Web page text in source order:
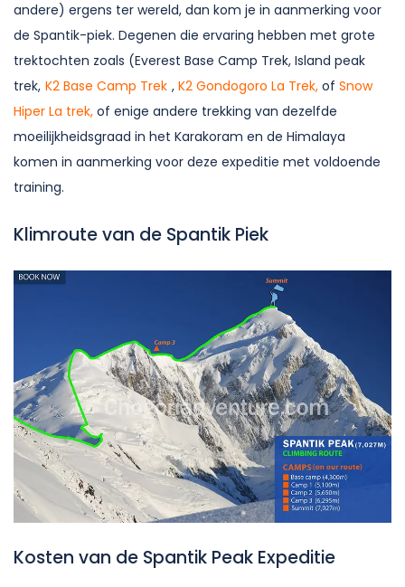
andere) ergens ter wereld, dan kom je in aanmerking voor
de Spantik-piek. Degenen die ervaring hebben met grote
trektochten zoals (Everest Base Camp Trek, Island peak
trek, K2 Base Camp Trek , K2 Gondogoro La Trek, of Snow
Hiper La trek, of enige andere trekking van dezelfde
moeilijkheidsgraad in het Karakoram en de Himalaya
komen in aanmerking voor deze expeditie met voldoende
training.
Klimroute van de Spantik Piek
Kosten van de Spantik Peak Expeditie